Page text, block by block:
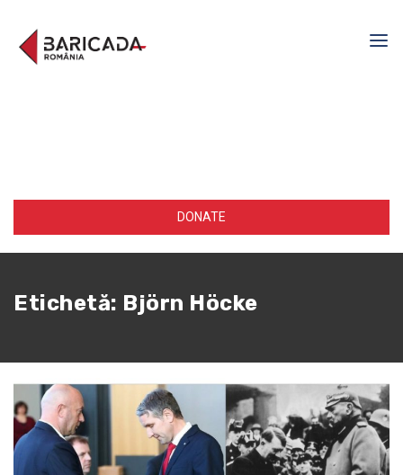
DONATE
Etichetă: Björn Höcke